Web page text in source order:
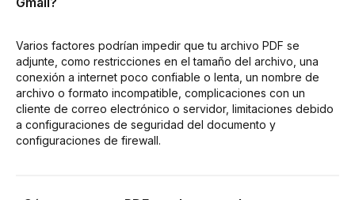
Varios factores podrían impedir que tu archivo PDF se
adjunte, como restricciones en el tamaño del archivo, una
conexión a internet poco confiable o lenta, un nombre de
archivo o formato incompatible, complicaciones con un
cliente de correo electrónico o servidor, limitaciones debido
a configuraciones de seguridad del documento y
configuraciones de firewall.